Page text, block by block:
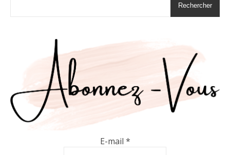
Rechercher
E-mail *